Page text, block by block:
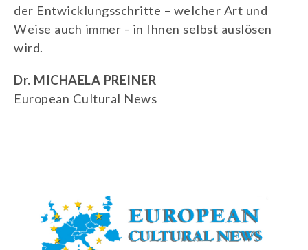
der Entwicklungsschritte – welcher Art und
Weise auch immer - in Ihnen selbst auslösen
wird.
Dr. MICHAELA PREINER
European Cultural News